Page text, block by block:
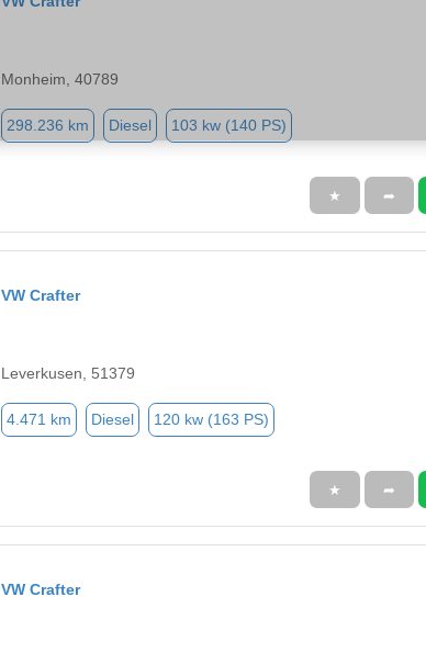
Monheim, 40789
298.236 km Diesel 103 kw (140 PS)
★ ➦
VW Crafter
Leverkusen, 51379
4.471 km Diesel 120 kw (163 PS)
★ ➦
VW Crafter